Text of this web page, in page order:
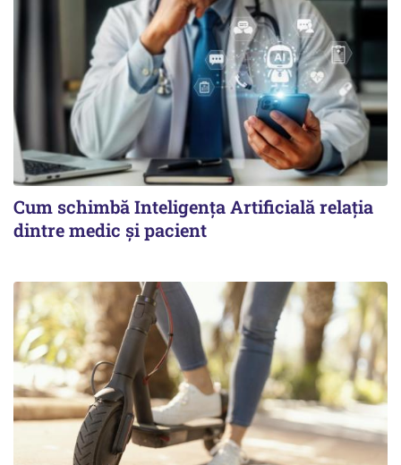
Cum schimbă Inteligența Artificială relația
dintre medic și pacient